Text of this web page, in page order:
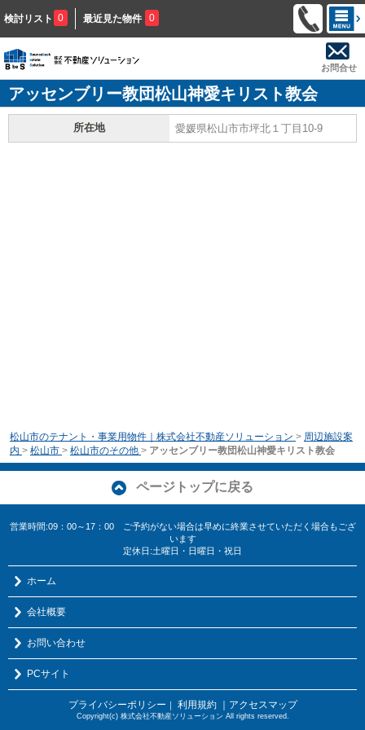
検討リスト 0 最近見た物件 0
お問合せ
アッセンブリー教団松山神愛キリスト教会
所在地 愛媛県松山市市坪北１丁目10-9
松山市のテナント・事業用物件｜株式会社不動産ソリューション > 周辺施設案
内 > 松山市 > 松山市のその他 > アッセンブリー教団松山神愛キリスト教会
ページトップに戻る
営業時間:09：00～17：00 ご予約がない場合は早めに終業させていただく場合もござ
います
定休日:土曜日・日曜日・祝日
ホーム
会社概要
お問い合わせ
PCサイト
プライバシーポリシー ｜ 利用規約 ｜アクセスマップ
Copyright(c) 株式会社不動産ソリューション All rights reserved.